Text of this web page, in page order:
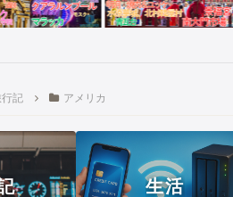
記 アメリカ
生活